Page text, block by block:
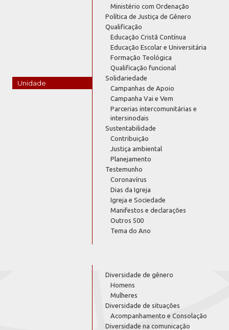
Unidade
Ministério com Ordenação
Política de Justiça de Gênero
Qualificação
Educação Cristã Contínua
Educação Escolar e Universitária
Formação Teológica
Qualificação funcional
Solidariedade
Campanhas de Apoio
Campanha Vai e Vem
Parcerias intercomunitárias e
intersinodais
Sustentabilidade
Contribuição
Justiça ambiental
Planejamento
Testemunho
Coronavírus
Dias da Igreja
Igreja e Sociedade
Manifestos e declarações
Outros 500
Tema do Ano
Diversidade de gênero
Homens
Mulheres
Diversidade de situações
Acompanhamento e Consolação
Diversidade na comunicação